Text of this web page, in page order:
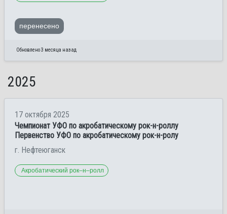
перенесено
Обновлено 3 месяца назад
2025
17 октября 2025
Чемпионат УФО по акробатическому рок-н-роллу
Первенство УФО по акробатическому рок-н-ролу
г. Нефтеюганск
Акробатический рок–н–ролл